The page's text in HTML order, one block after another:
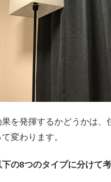
を発揮するかどうかは
変わります。
の8つのタイプに分けて考